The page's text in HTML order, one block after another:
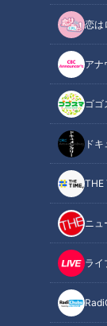
恋は
アナ
ゴゴ
ドキ
THE
ニュ
ライ
とSNSで話題の
キ」とは
チャント！
くらしニュー
チャント！
2023年2月3日放送
ノールックでイ
でケーキ作り！
技の融合で効率
作りをする「シ
ゼ」工場に潜入！
チャント！
くらしニュー
チャント！